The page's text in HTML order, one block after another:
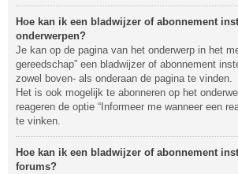
Hoe kan ik een bladwijzer of abonnement
onderwerpen?
Je kan op de pagina van het onderwerp in het
gereedschap” een bladwijzer of abonnement
zowel boven- als onderaan de pagina te vinden.
Het is ook mogelijk te abonneren op het
reageren de optie “Informeer me wanneer een
te vinken.
Hoe kan ik een bladwijzer of abonnement
forums?